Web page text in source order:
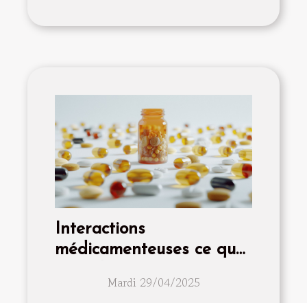
Interactions
médicamenteuses ce que
votre bien-être quotidien
Mardi 29/04/2025